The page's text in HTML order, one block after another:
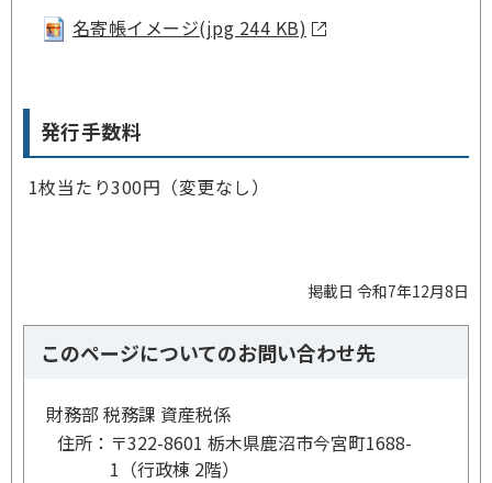
名寄帳イメージ(jpg 244 KB)
発行手数料
1枚当たり300円（変更なし）
掲載日 令和7年12月8日
このページについてのお問い合わせ先
財務部 税務課 資産税係
住所： 〒322-8601 栃木県鹿沼市今宮町1688-
1（行政棟 2階）